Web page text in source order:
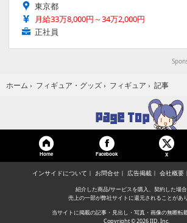
東京都
月給33万8,000円～34万2,000円
正社員
ホーム › フィギュア・グッズ › フィギュア › 記事
Home Facebook X
インサイドについて お問合せ 広告掲載 会社概要
紹介した商品/サービスを購入、契約した場合
売上の一部が弊社サイトに還元されることがあり
当サイトに掲載の記事・見出し・写真・画像の無断転
Copyright © 2026 IID, Inc.